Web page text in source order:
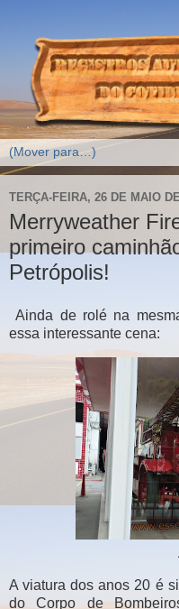
TERÇA-FEIRA, 26 DE MAIO
Merryweather
primeiro
Petrópolis!
Ainda de rolé na
essa interessante cena:
A viatura dos anos 20 é
do Corpo de